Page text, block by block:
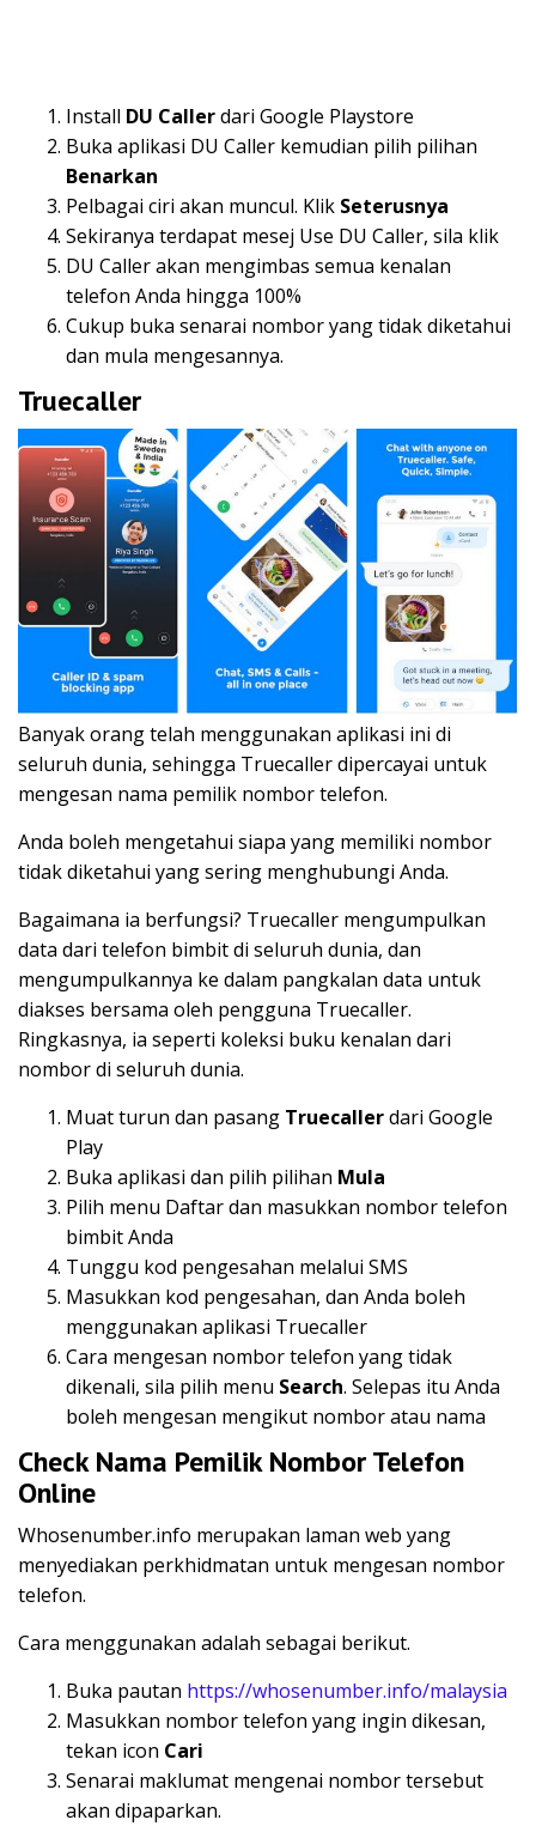
Install DU Callerdari Google Playstore
Buka aplikasi DU Caller kemudian pilih pilihan
Benarkan
Pelbagai ciri akan muncul. Klik Seterusnya
Sekiranya terdapat mesej Use DU Caller, sila klik
DU Caller akan mengimbas semua kenalan
telefon Anda hingga 100%
Cukup buka senarai nombor yang tidak diketahui
dan mula mengesannya.
Truecaller
Banyak orang telah menggunakan aplikasi ini di
seluruh dunia, sehingga Truecaller dipercayai untuk
mengesan nama pemilik nombor telefon.
Anda boleh mengetahui siapa yang memiliki nombor
tidak diketahui yang sering menghubungi Anda.
Bagaimana ia berfungsi? Truecaller mengumpulkan
data dari telefon bimbit di seluruh dunia, dan
mengumpulkannya ke dalam pangkalan data untuk
diakses bersama oleh pengguna Truecaller.
Ringkasnya, ia seperti koleksi buku kenalan dari
nombor di seluruh dunia.
Muat turun dan pasang Truecallerdari Google
Play
Buka aplikasi dan pilih pilihan Mula
Pilih menu Daftar dan masukkan nombor telefon
bimbit Anda
Tunggu kod pengesahan melalui SMS
Masukkan kod pengesahan, dan Anda boleh
menggunakan aplikasi Truecaller
Cara mengesan nombor telefon yang tidak
dikenali, sila pilih menu Search. Selepas itu Anda
boleh mengesan mengikut nombor atau nama
Check Nama Pemilik Nombor Telefon
Online
Whosenumber.info merupakan laman web yang
menyediakan perkhidmatan untuk mengesan nombor
telefon.
Cara menggunakan adalah sebagai berikut.
Buka pautan https://whosenumber.info/malaysia
Masukkan nombor telefon yang ingin dikesan,
tekan icon Cari
Senarai maklumat mengenai nombor tersebut
akan dipaparkan.